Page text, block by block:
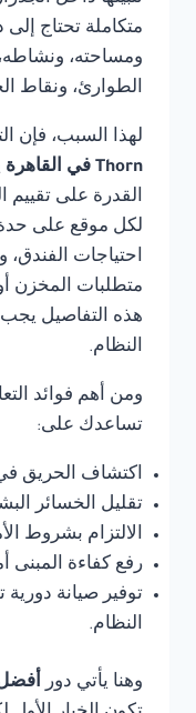
متكاملة تحتاج
ومساحته،
الطوارئ، ونقاط
لهذا السبب، فإن
Thorn في القاهرة
القدرة على
لكل موقع على
احتياجات
متطلبات المخزن
هذه التفاصيل يجب
النظام.
ومن أهم فوائد
تساعدك على:
اكتشاف الحريق
تقليل الخسائر
الالتزام بشروط
رفع كفاءة المبنى
توفير صيانة
النظام.
وهنا يأتي دور